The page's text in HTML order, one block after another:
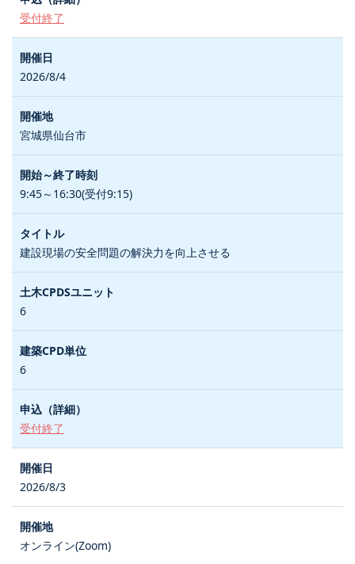
受付終了
2026/8/4
宮城県仙台市
9:45～16:30(受付9:15)
建設現場の安全問題の解決力を向上させる
6
6
受付終了
2026/8/3
オンライン(Zoom)